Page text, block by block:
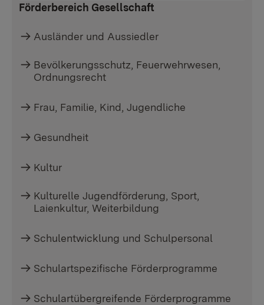
Förderbereich Gesellschaft
Ausländer und Aussiedler
Bevölkerungsschutz, Feuerwehrwesen,
Ordnungsrecht
Frau, Familie, Kind, Jugendliche
Gesundheit
Kultur
Kulturelle Jugendförderung, Sport,
Laienkultur, Weiterbildung
Schulentwicklung und Schulpersonal
Schulartspezifische Förderprogramme
Schulartübergreifende Förderprogramme